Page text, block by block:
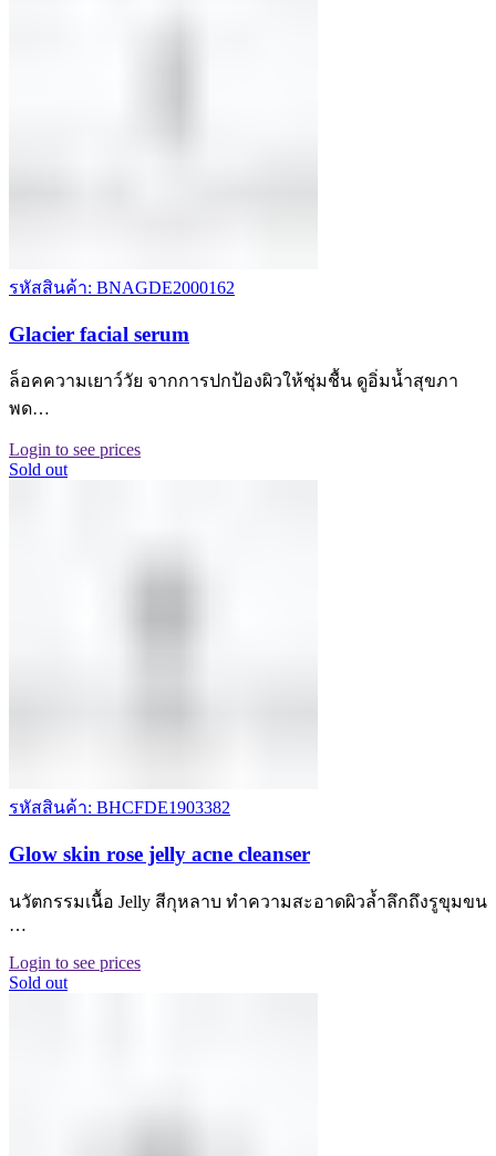
รหัสสินค้า: BNAGDE2000162
Glacier facial serum
ล็อคความเยาว์วัย จากการปกป้องผิวให้ชุ่มชื้น ดูอิ่มน้ำสุขภา
พด…
Login to see prices
Sold out
รหัสสินค้า: BHCFDE1903382
Glow skin rose jelly acne cleanser
นวัตกรรมเนื้อ Jelly สีกุหลาบ ทำความสะอาดผิวล้ำลึกถึงรูขุมขน
…
Login to see prices
Sold out